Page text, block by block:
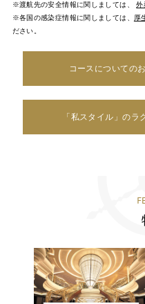
※渡航先の安全情報に関しましては、外
※各国の感染症情報に関しましては、
厚
ださい。
コースについての
「私スタイル」のラ